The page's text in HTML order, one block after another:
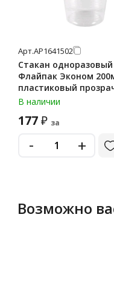
Арт.АР1641502
Стакан одноразовый
Флайпак Эконом
пластиковый
100шт/уп
В наличии
177₽ за
- +
Возможно